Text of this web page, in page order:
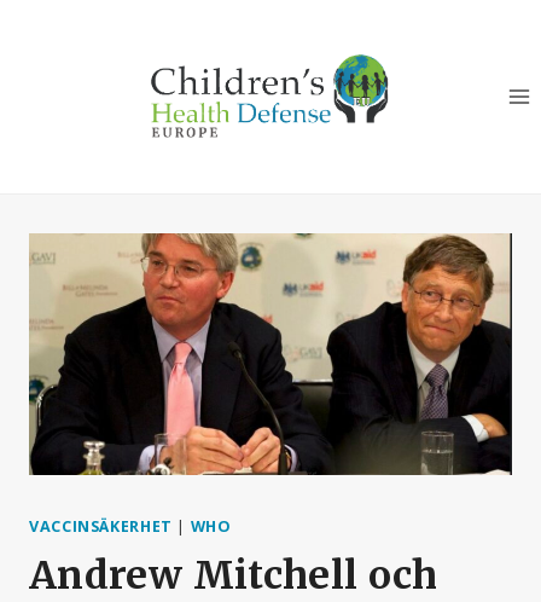
VACCINSÄKERHET | WHO
Andrew Mitchell och